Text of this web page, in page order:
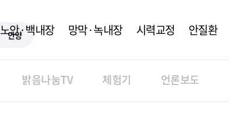
안양
노안·백내장 망막·녹내장 시력교정 안질환
밝음나눔TV 체험기 언론보도